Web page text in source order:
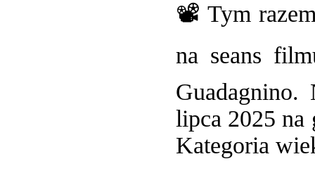
📽️ Tym
na seans
Guadagnino.
lipca 2025 na
Kategoria